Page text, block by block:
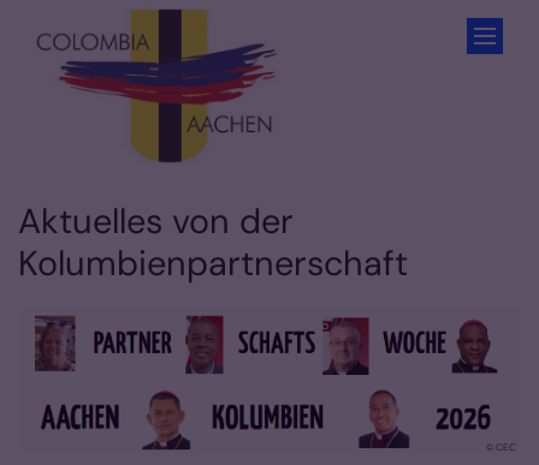
Zum Inhalt springen
Aktuelles von der
Kolumbienpartnerschaft
© CEC